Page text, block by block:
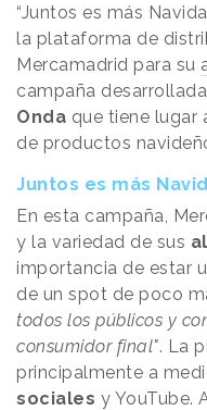
“Juntos es más
la plataforma de
Mercamadrid para su
campaña
Onda que tiene lugar
de productos
Juntos es más
En esta campaña,
y la variedad de sus
importancia de estar
de un spot de poco
todos los públicos y
consumidor final". La
principalmente a
sociales y YouTube.